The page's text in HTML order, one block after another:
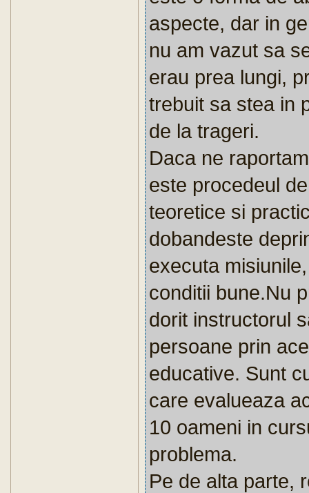
aspecte, dar in
nu am vazut sa
erau prea lungi,
trebuit sa stea in
de la trageri.
Daca ne
este procedeul
teoretice si
dobandeste
executa
conditii bune.Nu
dorit instructorul
persoane prin
educative. Sunt
care evalueaza
10 oameni in
problema.
Pe de alta parte,